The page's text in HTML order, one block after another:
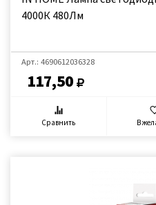
4000К 480Лм
Арт.: 4690612036328
117,50
Сравнить В